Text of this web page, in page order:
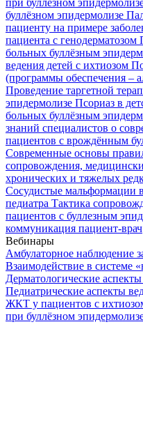
при буллёзном
буллёзном эпидермолизе
пациенту на примере
пациента с генодерматозом
больных буллёзным
ведения детей с ихтиозом
(программы обеспечения –
Проведение таргетной
эпидермолизе Псориаз в
больных буллёзным
знаний специалистов о
пациентов с врождённым
Современные основы
сопровождения,
хронических и тяжелых
Сосудистые мальформации
педиатра Тактика
пациентов с буллезным
коммуникация пациент-врач
Вебинары
Амбулаторное наблюдение
Взаимодействие в системе
Дерматологические
Педиатрические аспекты
ЖКТ у пациентов с
при буллёзном